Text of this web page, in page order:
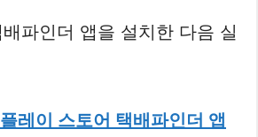
파인더 앱을 설치한 다음 실
레이 스토어 택배파인더 앱